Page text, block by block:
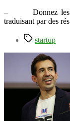
– Donnez les
traduisant par des
Étiquettes
startup